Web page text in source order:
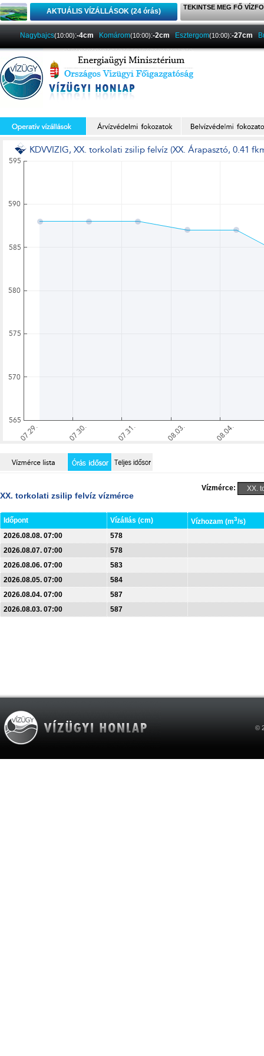
AKTUÁLIS VÍZÁLLÁSOK (24 órás) TEKINTSE MEG FŐ
Nagybajcs(10:00):-4cm Komárom(10:00):-2cm Esztergom(10:00):-27cm
Vízmérce:
XX. torkolati zsilip felvíz vízmérce
Időpont Vízállás (cm) Vízhozam (m3/s)
2026.08.08. 07:00
578
2026.08.07. 07:00
578
2026.08.06. 07:00
583
2026.08.05. 07:00
584
2026.08.04. 07:00
587
2026.08.03. 07:00
587
©